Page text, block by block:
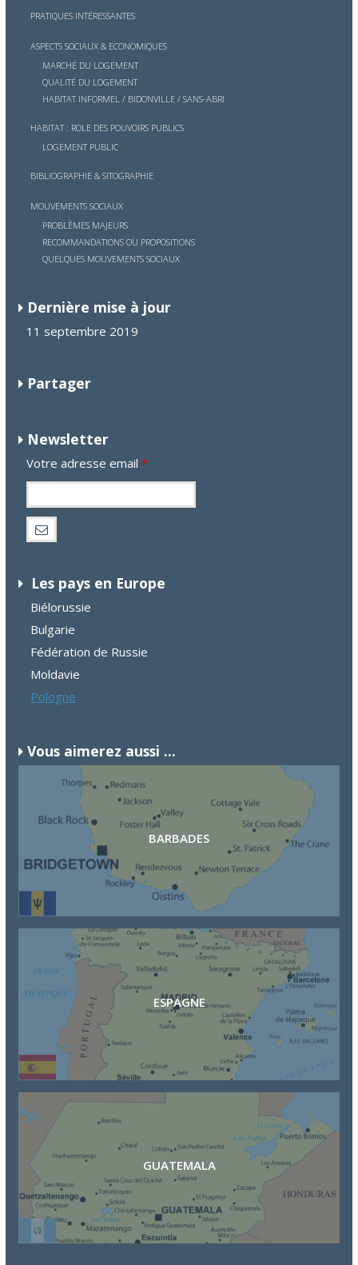
PRATIQUES INTÉRESSANTES
ASPECTS SOCIAUX & ECONOMIQUES
MARCHÉ DU LOGEMENT
QUALITÉ DU LOGEMENT
HABITAT INFORMEL / BIDONVILLE / SANS-ABRI
HABITAT : ROLE DES POUVOIRS PUBLICS
LOGEMENT PUBLIC
BIBLIOGRAPHIE & SITOGRAPHIE
MOUVEMENTS SOCIAUX
PROBLÈMES MAJEURS
RECOMMANDATIONS OU PROPOSITIONS
QUELQUES MOUVEMENTS SOCIAUX
Dernière mise à jour
11 septembre 2019
Partager
Newsletter
Votre adresse email *
Les pays en Europe
Biélorussie
Bulgarie
Fédération de Russie
Moldavie
Pologne
Vous aimerez aussi ...
BARBADES
ESPAGNE
GUATEMALA